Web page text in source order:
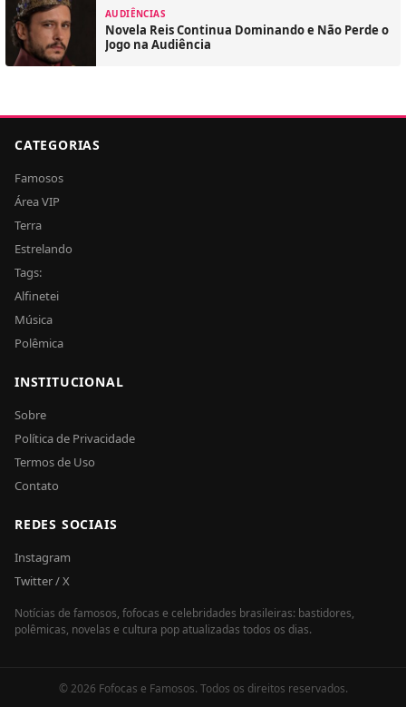
AUDIÊNCIAS
Novela Reis Continua Dominando e Não Perde o
Jogo na Audiência
CATEGORIAS
Famosos
Área VIP
Terra
Estrelando
Tags:
Alfinetei
Música
Polêmica
INSTITUCIONAL
Sobre
Política de Privacidade
Termos de Uso
Contato
REDES SOCIAIS
Instagram
Twitter / X
Notícias de famosos, fofocas e celebridades brasileiras: bastidores,
polêmicas, novelas e cultura pop atualizadas todos os dias.
© 2026 Fofocas e Famosos. Todos os direitos reservados.